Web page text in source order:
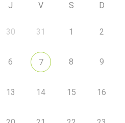
J V S D
30 31 1 2
6 7 8 9
13 14 15 16